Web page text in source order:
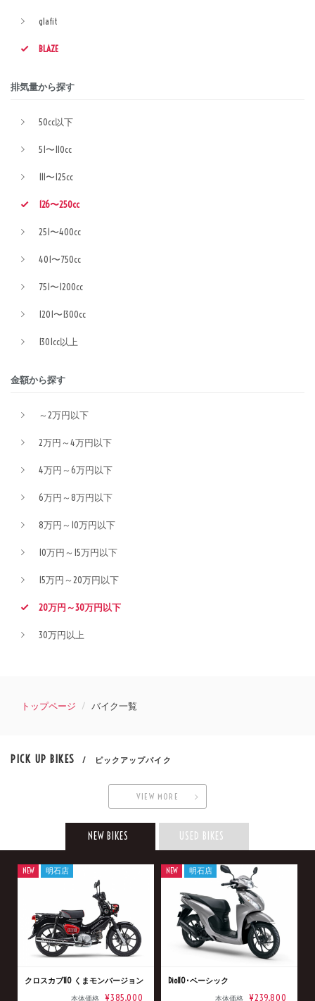
glafit
BLAZE
排気量から探す
50cc以下
51〜110cc
111〜125cc
126〜250cc
251〜400cc
401〜750cc
751〜1200cc
1201〜1300cc
1301cc以上
金額から探す
～2万円以下
2万円～4万円以下
4万円～6万円以下
6万円～8万円以下
8万円～10万円以下
10万円～15万円以下
15万円～20万円以下
20万円～30万円以下
30万円以上
トップページ バイク一覧
PICK UP BIKES / ピックアップバイク
VIEW MORE
NEW BIKES USED BIKES
クロスカブ110 くまモンバージョン
本体価格 ¥385,000
NEW 明石店
Dio110･ベーシック
本体価格 ¥239,800
NEW 明石店